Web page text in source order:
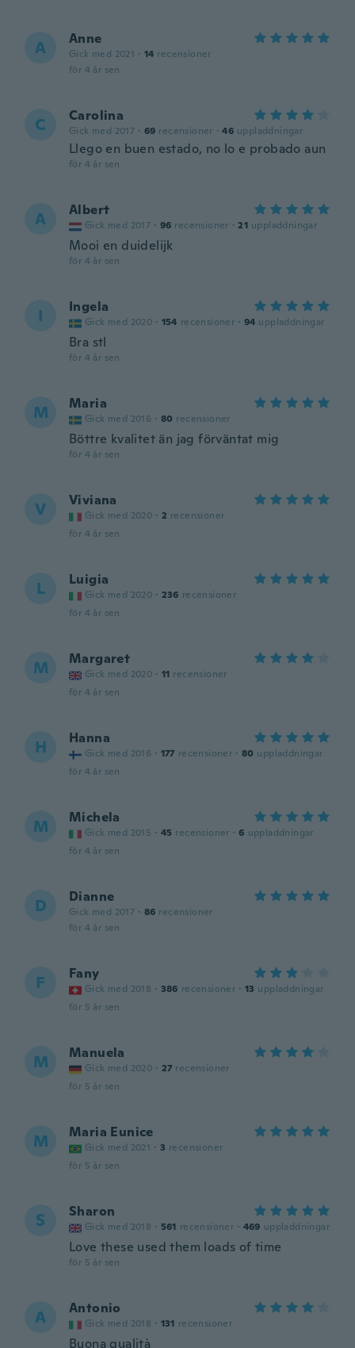
A Anne
Gick med 2021 · 14 recensioner
för 4 år sen
C Carolina
Gick med 2017 · 69 recensioner · 46 uppladdningar
Llego en buen estado, no lo e probado aun
för 4 år sen
A Albert
Gick med 2017 · 96 recensioner · 21 uppladdningar
Mooi en duidelijk
för 4 år sen
I Ingela
Gick med 2020 · 154 recensioner · 94 uppladdningar
Bra stl
för 4 år sen
M Maria
Gick med 2016 · 80 recensioner
Böttre kvalitet än jag förväntat mig
för 4 år sen
V Viviana
Gick med 2020 · 2 recensioner
för 4 år sen
L Luigia
Gick med 2020 · 236 recensioner
för 4 år sen
M Margaret
Gick med 2020 · 11 recensioner
för 4 år sen
H Hanna
Gick med 2016 · 177 recensioner · 80 uppladdningar
för 4 år sen
M Michela
Gick med 2015 · 45 recensioner · 6 uppladdningar
för 4 år sen
D Dianne
Gick med 2017 · 86 recensioner
för 4 år sen
F Fany
Gick med 2018 · 386 recensioner · 13 uppladdningar
för 5 år sen
M Manuela
Gick med 2020 · 27 recensioner
för 5 år sen
M Maria Eunice
Gick med 2021 · 3 recensioner
för 5 år sen
S Sharon
Gick med 2018 · 561 recensioner · 469 uppladdningar
Love these used them loads of time
för 5 år sen
A Antonio
Gick med 2018 · 131 recensioner
Buona qualità